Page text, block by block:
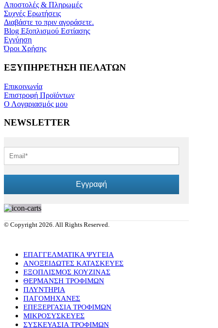
Αποστολές & Πληρωμές
Συχνές Ερωτήσεις
Διαβάστε το πριν αγοράσετε.
Blog Εξοπλισμού Εστίασης
Εγγύηση
Όροι Χρήσης
ΕΞΥΠΗΡΕΤΗΣΗ ΠΕΛΑΤΩΝ
Επικοινωνία
Επιστροφή Προϊόντων
Ο Λογαριασμός μου
NEWSLETTER
Εγγραφή
© Copyright 2026. All Rights Reserved.
ΕΠΑΓΓΕΛΜΑΤΙΚΑ ΨΥΓΕΙΑ
ΑΝΟΞΕΙΔΩΤΕΣ ΚΑΤΑΣΚΕΥΕΣ
ΕΞΟΠΛΙΣΜΟΣ ΚΟΥΖΙΝΑΣ
ΘΕΡΜΑΝΣΗ ΤΡΟΦΙΜΩΝ
ΠΛΥΝΤΗΡΙΑ
ΠΑΓΟΜΗΧΑΝΕΣ
ΕΠΕΞΕΡΓΑΣΙΑ ΤΡΟΦΙΜΩΝ
ΜΙΚΡΟΣΥΣΚΕΥΕΣ
ΣΥΣΚΕΥΑΣΙΑ ΤΡΟΦΙΜΩΝ